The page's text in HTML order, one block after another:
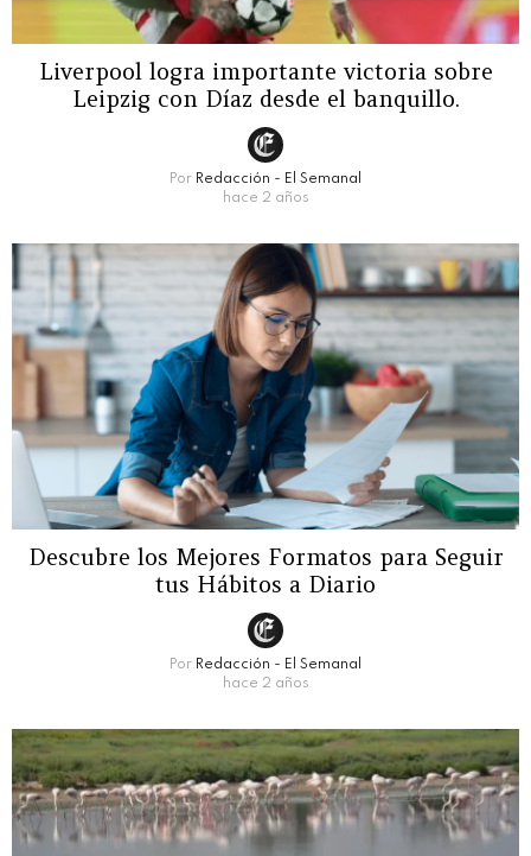
Liverpool logra importante victoria sobre
Leipzig con Díaz desde el banquillo.
Por Redacción - El Semanal
hace 2 años
Descubre los Mejores Formatos para Seguir
tus Hábitos a Diario
Por Redacción - El Semanal
hace 2 años